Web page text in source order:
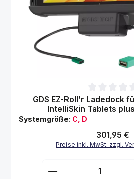
Durchschnittliche Bewertung von
GDS EZ-Roll’r Ladedock
IntelliSkin Tablets
Systemgröße: C, D
Regulärer
301,95 €
Preise inkl. MwSt. zzgl.
Produkt Anzahl: